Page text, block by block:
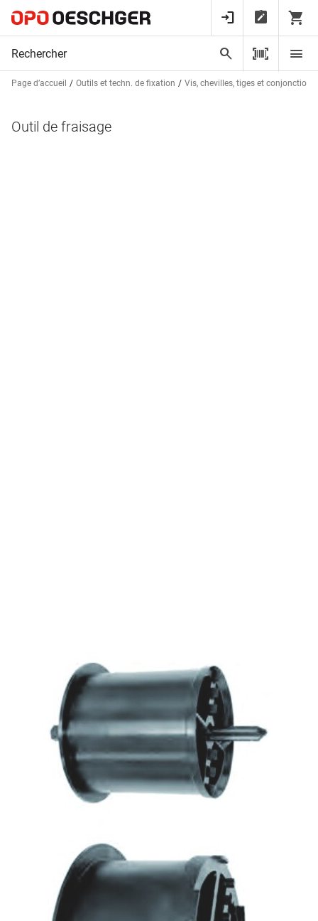
Page d’accueil Outils et techn. de fixation Vis, chevilles, tiges et conjonctions
Outil de fraisage